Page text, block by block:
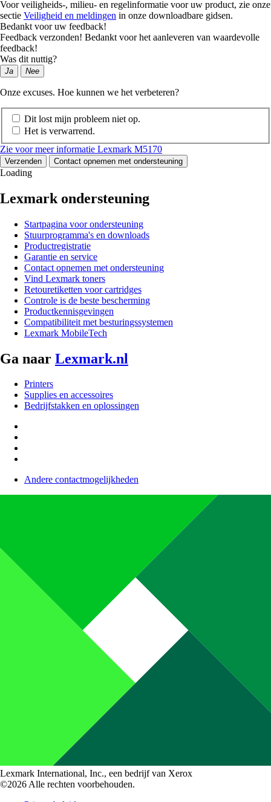
Voor veiligheids-, milieu- en regelinformatie voor uw product, zie onze
sectie Veiligheid en meldingen in onze downloadbare gidsen.
Bedankt voor uw feedback!
Feedback verzonden! Bedankt voor het aanleveren van waardevolle
feedback!
Was dit nuttig?
Ja Nee
Onze excuses. Hoe kunnen we het verbeteren?
Dit lost mijn probleem niet op.
Het is verwarrend.
Zie voor meer informatie Lexmark M5170
Verzenden Contact opnemen met ondersteuning
Loading
Lexmark ondersteuning
Startpagina voor ondersteuning
Stuurprogramma's en downloads
Productregistratie
Garantie en service
Contact opnemen met ondersteuning
Vind Lexmark toners
Retouretiketten voor cartridges
Controle is de beste bescherming
Productkennisgevingen
Compatibiliteit met besturingssystemen
Lexmark MobileTech
Ga naar Lexmark.nl
Printers
Supplies en accessoires
Bedrijfstakken en oplossingen
Andere contactmogelijkheden
Lexmark International, Inc., een bedrijf van Xerox
©2026 Alle rechten voorbehouden.